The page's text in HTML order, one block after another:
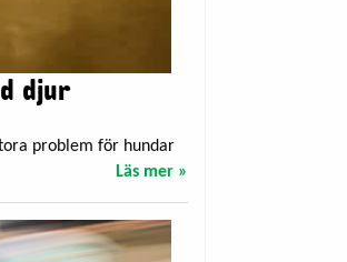
djur
problem för hundar
Läs mer »